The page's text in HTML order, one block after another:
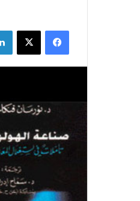
فيسبوك‫X